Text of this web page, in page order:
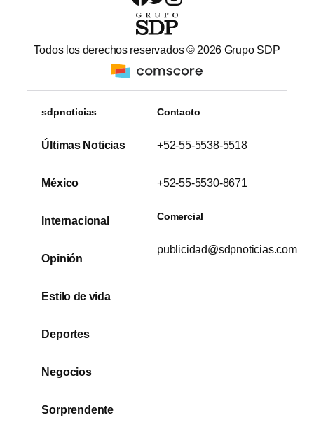
Todos los derechos reservados © 2026 Grupo SDP
sdpnoticias
Últimas Noticias
México
Internacional
Opinión
Estilo de vida
Deportes
Negocios
Sorprendente
Contacto
+52-55-5538-5518
+52-55-5530-8671
Comercial
publicidad@sdpnoticias.com